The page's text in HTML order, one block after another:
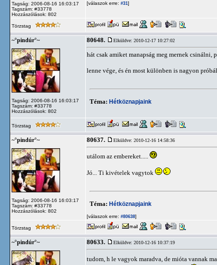
Tagság: 2006-08-16 16:03:17
Tagszám: #33778
Hozzászólások: 802
[válaszok erre: #31]
Törzstag
~°pindúr°~
Tagság: 2006-08-16 16:03:17
Tagszám: #33778
Hozzászólások: 802
80648. Elküldve: 2010-12-17 10:27:02
hát csak amiket manapság meg mernek csinálni,
lenne vége, és én most különben is nagyon
Téma: Hétköznapjaink
Törzstag
~°pindúr°~
Tagság: 2006-08-16 16:03:17
Tagszám: #33778
Hozzászólások: 802
80637. Elküldve: 2010-12-16 14:58:36
utálom az embereket.....
Jó... Ti kivételek vagytok
Téma: Hétköznapjaink
[válaszok erre: #80638]
Törzstag
~°pindúr°~ 80633. Elküldve: 2010-12-16 10:37:19
tudom, h le vagyok maradva, de mióta vannak